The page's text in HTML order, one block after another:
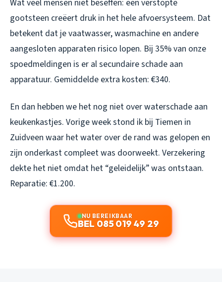
Wat veel mensen niet beseffen: een verstopte
gootsteen creëert druk in het hele afvoersysteem. Dat
betekent dat je vaatwasser, wasmachine en andere
aangesloten apparaten risico lopen. Bij 35% van onze
spoedmeldingen is er al secundaire schade aan
apparatuur. Gemiddelde extra kosten: €340.
En dan hebben we het nog niet over waterschade aan
keukenkastjes. Vorige week stond ik bij Tiemen in
Zuidveen waar het water over de rand was gelopen en
zijn onderkast compleet was doorweekt. Verzekering
dekte het niet omdat het “geleidelijk” was ontstaan.
Reparatie: €1.200.
NU BEREIKBAAR
BEL 085 019 49 29